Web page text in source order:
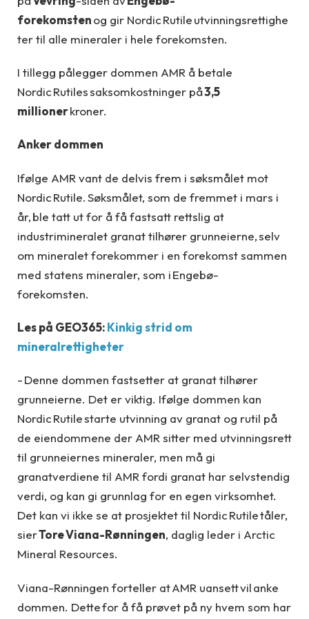
forekomstenog gir Nordic Rutile utvinningsrettighe
ter til alle mineraler i hele forekomsten.
I tillegg pålegger dommen AMR å betale
Nordic Rutiles saksomkostninger på3,5
millionerkroner.
Anker dommen
Ifølge AMR vant de delvis frem i søksmålet mot
Nordic Rutile. Søksmålet, som de fremmet i mars i
år, ble tatt ut for å få fastsatt rettslig at
industrimineralet granat tilhører grunneierne, selv
om mineralet forekommer i en forekomst sammen
med statens mineraler, som i Engebø-
forekomsten.
Les på GEO365:Kinkig strid om
mineralrettigheter
- Denne dommen fastsetter at granat tilhører
grunneierne. Det er viktig. Ifølge dommen kan
Nordic Rutile starte utvinning av granat og rutil på
de eiendommene der AMR sitter med utvinningsrett
til grunneiernes mineraler, men må gi
granatverdiene til AMR fordi granat har selvstendig
verdi, og kan gi grunnlag for en egen virksomhet.
Det kan vi ikke se at prosjektet til Nordic Rutile tåler,
sierTore Viana-Rønningen, daglig leder i Arctic
Mineral Resources.
Viana-Rønningen forteller at AMR uansett vil anke
dommen. Dette for å få prøvet på ny hvem som har